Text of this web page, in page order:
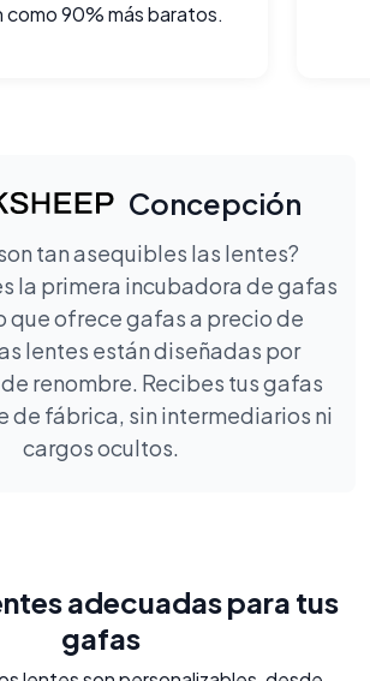
como 90% más baratos.
Concepción
tan asequibles las lentes?
la primera incubadora de gafas
que ofrece gafas a precio de
lentes están diseñadas por
renombre. Recibes tus gafas
de fábrica, sin intermediarios ni
cargos ocultos.
adecuadas para tus
gafas